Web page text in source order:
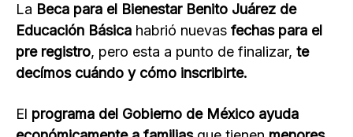
La Beca para el Bienestar Benito Juárez de
Educación Básica habrió nuevas fechas para el
pre registro, pero esta a punto de finalizar, te
decímos cuándo y cómo inscribirte.
El programa del Gobierno de México ayuda